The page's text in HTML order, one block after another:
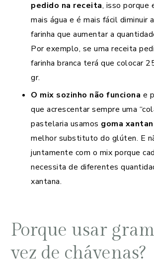
pedido na receita, isso porque
mais água e é mais fácil diminuir
farinha que aumentar a
Por exemplo, se uma receita
farinha branca terá que colocar
gr.
O mix sozinho não funciona e
que acrescentar sempre uma
pastelaria usamos goma
melhor substituto do glúten. E
juntamente com o mix porque
necessita de diferentes
xantana.
Porque usar
vez de chávenas?